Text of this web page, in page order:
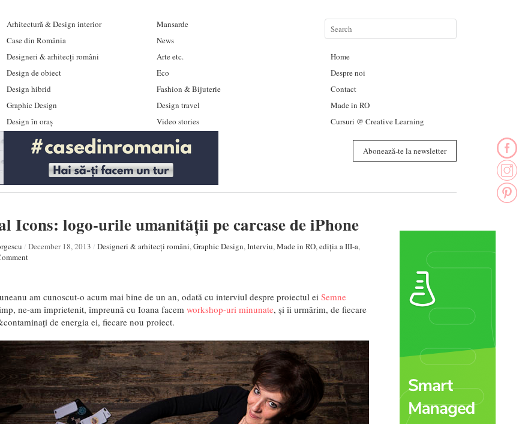
Arhitectură & Design interior
Case din România
Designeri & arhitecți români
Design de obiect
Design hibrid
Graphic Design
Design în oraș
Mansarde
News
Arte etc.
Eco
Fashion & Bijuterie
Design travel
Video stories
Home
Despre noi
Contact
Made in RO
Cursuri @ Creative Learning
Abonează-te la newsletter
Icons: logo-urile umanității pe carcase de iPhone
/ December 18, 2013 / Designeri & arhitecți români,Graphic Design,Interviu,Made in RO, ediția a III-a,
am cunoscut-o acum mai bine de un an, odată cu interviul despre proiectul ei Semne
ne-am împrietenit, împreună cu Ioana facem workshop-uri minunate, și îi urmărim, de fiecare
de energia ei, fiecare nou proiect.